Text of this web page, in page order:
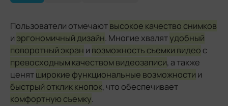
Пользователи отмечаютвысокое качество снимков
и эргономичный дизайн. Многие хвалятудобный
поворотный экран и возможность съемки видео с
превосходным качеством видеозаписи, а также
ценятширокие функциональные возможности и
быстрый отклик кнопок, что обеспечивает
комфортную съемку.